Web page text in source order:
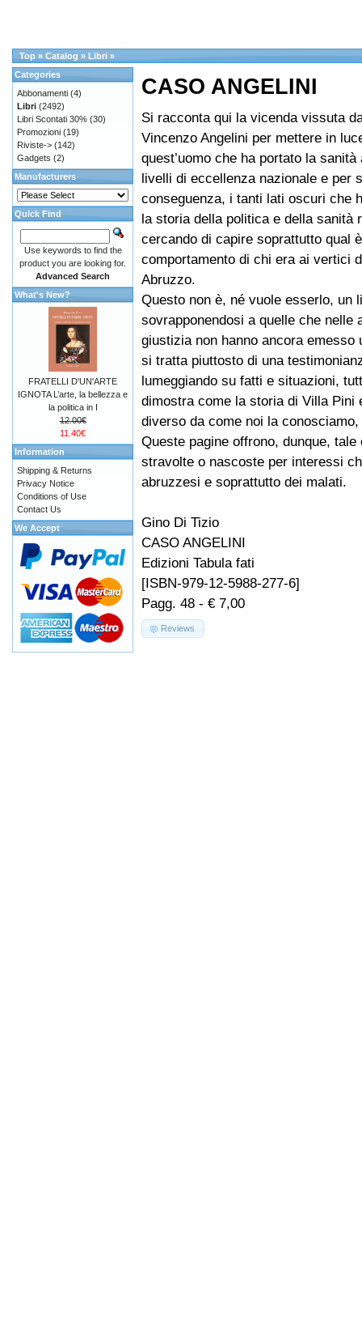
Top » Catalog » Libri »
CASO ANGELINI
Si racconta qui la vicenda vissuta
Vincenzo Angelini per mettere in
quest’uomo che ha portato la
livelli di eccellenza nazionale e per
conseguenza, i tanti lati oscuri che
la storia della politica e della sanità
cercando di capire soprattutto qual
comportamento di chi era ai vertici
Abruzzo.
Questo non è, né vuole esserlo, un
sovrapponendosi a quelle che nelle
giustizia non hanno ancora emesso
si tratta piuttosto di una
lumeggiando su fatti e situazioni,
dimostra come la storia di Villa Pini
diverso da come noi la
Queste pagine offrono, dunque,
stravolte o nascoste per interessi
abruzzesi e soprattutto dei malati.
Gino Di Tizio
CASO ANGELINI
Edizioni Tabula fati
[ISBN-979-12-5988-277-6]
Pagg. 48 - € 7,00
Reviews
Categories
Abbonamenti (4)
Libri (2492)
Libri Scontati 30% (30)
Promozioni (19)
Riviste-> (142)
Gadgets (2)
Manufacturers
Quick Find
Use keywords to find the
product you are looking for.
Advanced Search
What's New?
FRATELLI D'UN'ARTE
IGNOTA L’arte, la bellezza e
la politica in I
12.00€
11.40€
Information
Shipping & Returns
Privacy Notice
Conditions of Use
Contact Us
We Accept